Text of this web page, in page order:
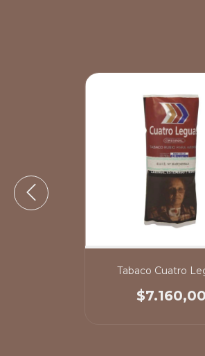
Tabaco Cuatro
$7.160,00